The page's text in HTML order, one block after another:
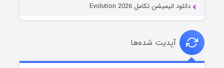
دانلود انیمیشن تکامل Evolution 2026
آپدیت شده‌ها